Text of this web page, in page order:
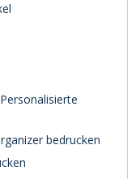
bedrucken